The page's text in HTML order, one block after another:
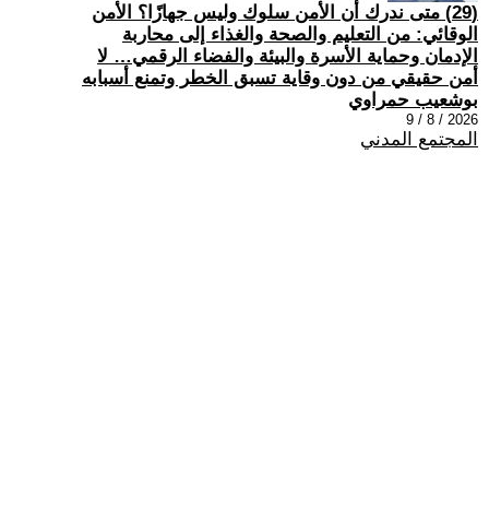
(29) متى ندرك أن الأمن سلوك وليس جهازًا؟ الأمن
الوقائي: من التعليم والصحة والغذاء إلى محاربة
الإدمان وحماية الأسرة والبيئة والفضاء الرقمي… لا
أمن حقيقي من دون وقاية تسبق الخطر وتمنع أسبابه
بوشعيب حمراوي
2026 / 8 / 9
المجتمع المدني